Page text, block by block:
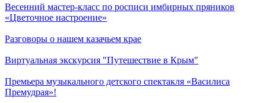
Весенний мастер-класс по росписи имбирных пряников
«Цветочное настроение»
Разговоры о нашем казачьем крае
Виртуальная экскурсия "Путешествие в Крым"
Премьера музыкального детского спектакля «Василиса
Премудрая»!